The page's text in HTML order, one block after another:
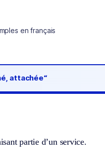
en français
attachée“
partie d’un service.